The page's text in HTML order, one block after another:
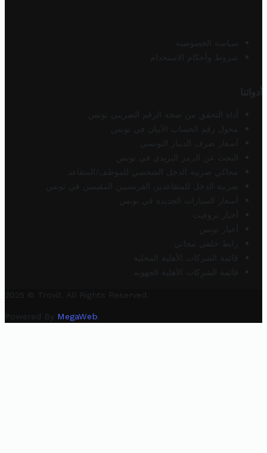
سياسة الخصوصية
شروط وأحكام الاستخدام
أدواتنا
أداة التحقق من صحة الرقم الضريبي تونس
محول رقم الحساب الآيبان في تونس
أسعار صرف الدينار التونسي
البحث عن الرمز البريدي في تونس
محاكي ضريبة الدخل الشخصي للموظف/المتقاعد
ضريبة الدخل للمتقاعدين الفرنسيين المقيمين في تونس
أسعار السيارات الجديدة في تونس
أخبار تروفيت
أخبار تونس
رابط خلفي مجاني
قائمة الشركات الأهلية المحلية
قائمة الشركات الأهلية الجهوية
2025 © Trovit. All Rights Reserved.
Powered By MegaWeb